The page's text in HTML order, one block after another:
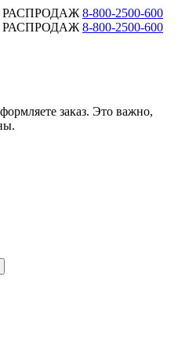
8-800-2500-600
8-800-2500-600
заказ. Это важно,